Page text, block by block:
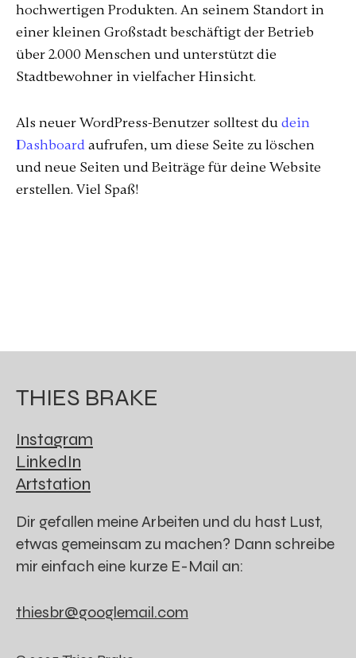
hochwertigen Produkten. An seinem Standort in
einer kleinen Großstadt beschäftigt der Betrieb
über 2.000 Menschen und unterstützt die
Stadtbewohner in vielfacher Hinsicht.
Als neuer WordPress-Benutzer solltest dudein
Dashboardaufrufen, um diese Seite zu löschen
und neue Seiten und Beiträge für deine Website
erstellen. Viel Spaß!
THIES BRAKE
Instagram
LinkedIn
Artstation
Dir gefallen meine Arbeiten und du hast Lust,
etwas gemeinsam zu machen? Dann schreibe
mir einfach eine kurze E-Mail an:
thiesbr@googlemail.com